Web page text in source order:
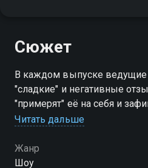
Сюжет
В каждом выпуске ведущие
"сладкие" и негативные
"примерят" её на себя и
абсолютно всё - от
невыполненную работу
Читать дальше
Жанр
Шоу